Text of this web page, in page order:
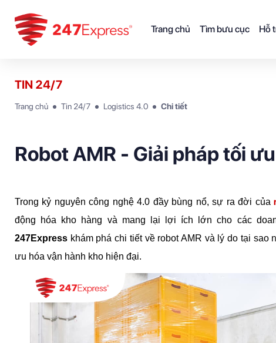
Trang chủ Tìm bưu cục Hỗ
TIN 24/7
Trang chủ Tin 24/7 Logistics 4.0 Chi tiết
Robot AMR - Giải pháp tối
Trong kỷ nguyên công nghệ 4.0 đầy bùng nổ, sự ra đời của
247Express khám phá chi tiết về robot AMR và lý do tại
ưu hóa vận hành kho hiện đại.